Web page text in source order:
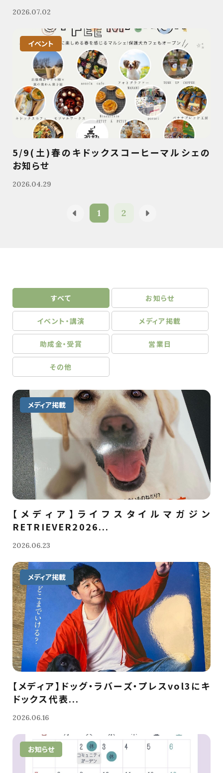
2026.07.02
イベント
5/9(土)春のキドックスコーヒーマルシェの
お知らせ
2026.04.29
1 2
すべて お知らせ
イベント・講演 メディア掲載
助成金・受賞 営業日
その他
メディア掲載
【メディア】ライフスタイルマガジン
RETRIEVER2026...
2026.06.23
メディア掲載
【メディア】ドッグ・ラバーズ・プレスvol3にキ
ドックス代表...
2026.06.16
お知らせ